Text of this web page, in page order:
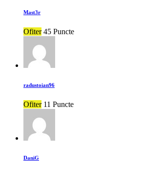
Mast3r
Ofiter 45 Puncte
radustoian96
Ofiter 11 Puncte
DaniG